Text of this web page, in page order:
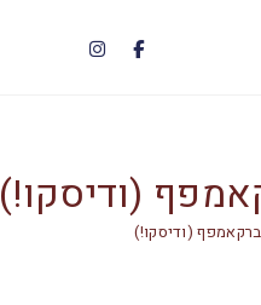
(ודיסקו!)
(ודיסקו!)